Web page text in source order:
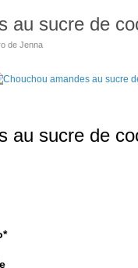
au sucre de
de Jenna
au sucre de